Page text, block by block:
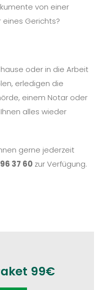
von einer
Gerichts?
oder in die Arbeit
erledigen die
einem Notar oder
alles wieder
gerne jederzeit
37 60 zur Verfügung.
99€